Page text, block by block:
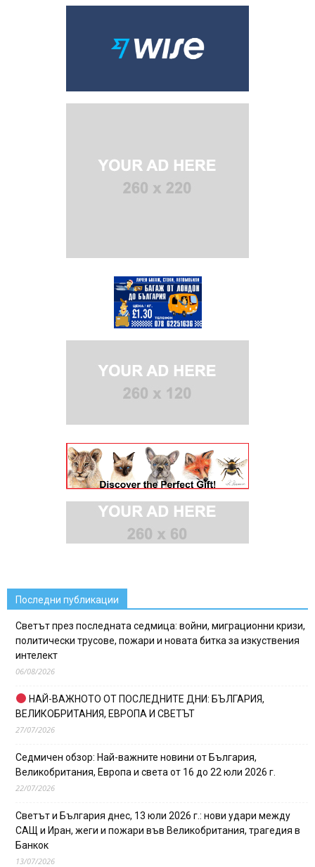
Последни публикации
Светът през последната седмица: войни, миграционни кризи,
политически трусове, пожари и новата битка за изкуствения
интелект
06/08/2026
НАЙ-ВАЖНОТО ОТ ПОСЛЕДНИТЕ ДНИ: БЪЛГАРИЯ,
ВЕЛИКОБРИТАНИЯ, ЕВРОПА И СВЕТЪТ
27/07/2026
Седмичен обзор: Най-важните новини от България,
Великобритания, Европа и света от 16 до 22 юли 2026 г.
22/07/2026
Светът и България днес, 13 юли 2026 г.: нови удари между
САЩ и Иран, жеги и пожари във Великобритания, трагедия в
Банкок
13/07/2026